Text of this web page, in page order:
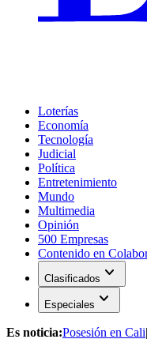
Loterías
Economía
Tecnología
Judicial
Política
Entretenimiento
Mundo
Multimedia
Opinión
500 Empresas
Contenido en
Clasificados expand_more
Especiales expand_more
Es noticia:Posesión en Cali|